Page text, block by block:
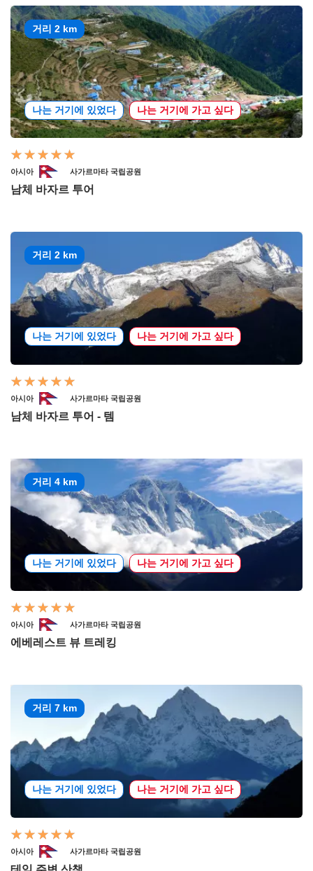
거리 2 km
나는 거기에 있었다 나는 거기에 가고 싶다
아시아 사가르마타 국립공원
남체 바자르 투어
거리 2 km
나는 거기에 있었다 나는 거기에 가고 싶다
아시아 사가르마타 국립공원
남체 바자르 투어 - 템
거리 4 km
나는 거기에 있었다 나는 거기에 가고 싶다
아시아 사가르마타 국립공원
에베레스트 뷰 트레킹
거리 7 km
나는 거기에 있었다 나는 거기에 가고 싶다
아시아 사가르마타 국립공원